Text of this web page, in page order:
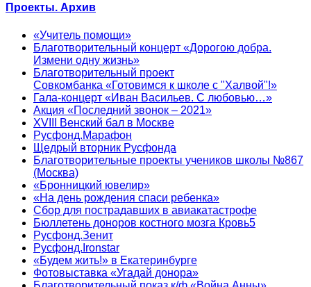
Проекты. Архив
«Учитель помощи»
Благотворительный концерт «Дорогою добра.
Измени одну жизнь»
Благотворительный проект
Совкомбанка «Готовимся к школе с "Халвой"!»
Гала-концерт «Иван Васильев. С любовью…»
Акция «Последний звонок – 2021»
XVIII Венский бал в Москве
Русфонд.Марафон
Щедрый вторник Русфонда
Благотворительные проекты учеников школы №867
(Москва)
«Бронницкий ювелир»
«На день рождения спаси ребенка»
Сбор для пострадавших в авиакатастрофе
Бюллетень доноров костного мозга Кровь5
Русфонд.Зенит
Русфонд.Ironstar
«Будем жить!» в Екатеринбурге
Фотовыставка «Угадай донора»